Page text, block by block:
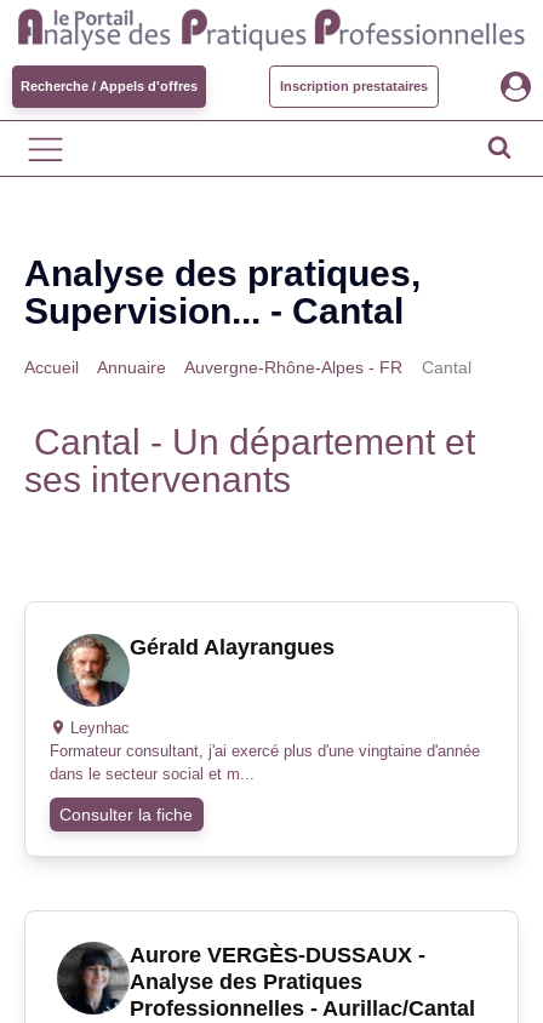
Recherche / Appels d'offres Inscription prestataires
Analyse des pratiques,
Supervision... - Cantal
Accueil Annuaire Auvergne-Rhône-Alpes - FR Cantal
Cantal - Un département et
ses intervenants
Gérald Alayrangues
Leynhac
Formateur consultant, j'ai exercé plus d'une vingtaine d'année
dans le secteur social et m...
Consulter la fiche
Aurore VERGÈS-DUSSAUX -
Analyse des Pratiques
Professionnelles - Aurillac/Cantal